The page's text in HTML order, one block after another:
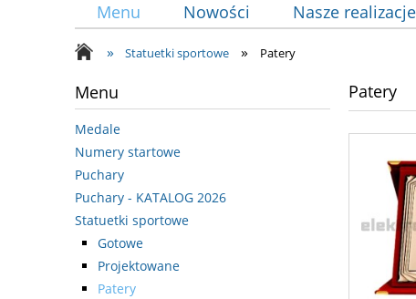
Menu Nowości Nasze realizacje
» Statuetki sportowe » Patery
Menu
Medale
Numery startowe
Puchary
Puchary - KATALOG 2026
Statuetki sportowe
Gotowe
Projektowane
Patery
Patery